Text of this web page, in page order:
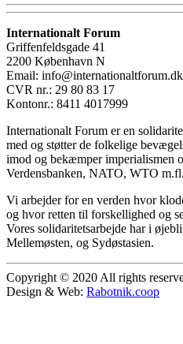
Internationalt Forum
Griffenfeldsgade 41
2200 København N
Email: info@internationaltforum.dk
CVR nr.: 29 80 83 17
Kontonr.: 8411 4017999
Internationalt Forum er en
med og støtter de folkelige
imod og bekæmper imperialismen
Verdensbanken, NATO, WTO m.fl.
Vi arbejder for en verden hvor
og hvor retten til forskellighed og
Vores solidaritetsarbejde har i
Mellemøsten, og Sydøstasien.
Copyright © 2020 All rights
Design & Web: Rabotnik.coop